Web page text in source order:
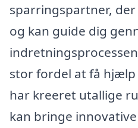
sparringspartner,
og kan guide dig
stor fordel at få
har kreeret utallige
kan bringe